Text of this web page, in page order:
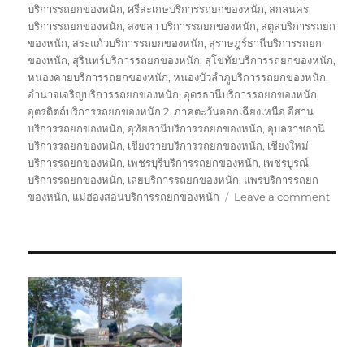
บริการรถยกของหนัก,ศรีสะเกษบริการรถยกของหนัก, สกลนคร
บริการรถยกของหนัก, สงขลา บริการรถยกของหนัก, สตูลบริการรถยก
ของหนัก, สระแก้วบริการรถยกของหนัก, สุราษฎร์ธานีบริการรถยก
ของหนัก, สุรินทร์บริการรถยกของหนัก, สุโขทัยบริการรถยกของหนัก,
หนองคายบริการรถยกของหนัก,หนองบัวลำภูบริการรถยกของหนัก,
อำนาจเจริญบริการรถยกของหนัก, อุดรธานีบริการรถยกของหนัก,
อุตรดิตถ์บริการรถยกของหนัก 2. ภาคตะวันออกเฉียงเหนือ อีสาน
บริการรถยกของหนัก, อุทัยธานีบริการรถยกของหนัก, อุบลราชธานี
บริการรถยกของหนัก, เชียงรายบริการรถยกของหนัก, เชียงใหม่
บริการรถยกของหนัก, เพชรบุรีบริการรถยกของหนัก, เพชรบูรณ์
บริการรถยกของหนัก, เลยบริการรถยกของหนัก, แพร่บริการรถยก
ของหนัก, แม่ฮ่องสอนบริการรถยกของหนัก Leave a commenton